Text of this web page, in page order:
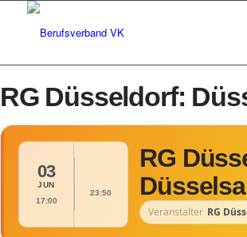
RG Düsseldorf:
03
JUN
17:00
23:50
RG
Veranstalter RG